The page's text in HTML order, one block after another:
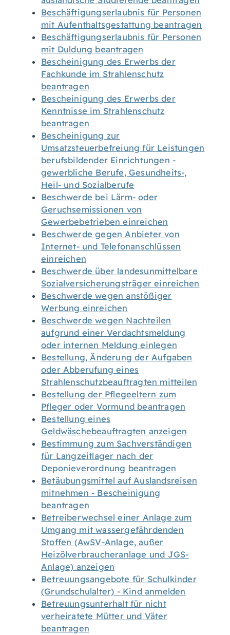
Beschäftigungserlaubnis für Personen
mit Aufenthaltsgestattung beantragen
Beschäftigungserlaubnis für Personen
mit Duldung beantragen
Bescheinigung des Erwerbs der
Fachkunde im Strahlenschutz
beantragen
Bescheinigung des Erwerbs der
Kenntnisse im Strahlenschutz
beantragen
Bescheinigung zur
Umsatzsteuerbefreiung für Leistungen
berufsbildender Einrichtungen -
gewerbliche Berufe, Gesundheits-,
Heil- und Sozialberufe
Beschwerde bei Lärm- oder
Geruchsemissionen von
Gewerbebetrieben einreichen
Beschwerde gegen Anbieter von
Internet- und Telefonanschlüssen
einreichen
Beschwerde über landesunmittelbare
Sozialversicherungsträger einreichen
Beschwerde wegen anstößiger
Werbung einreichen
Beschwerde wegen Nachteilen
aufgrund einer Verdachtsmeldung
oder internen Meldung einlegen
Bestellung, Änderung der Aufgaben
oder Abberufung eines
Strahlenschutzbeauftragten mitteilen
Bestellung der Pflegeeltern zum
Pfleger oder Vormund beantragen
Bestellung eines
Geldwäschebeauftragten anzeigen
Bestimmung zum Sachverständigen
für Langzeitlager nach der
Deponieverordnung beantragen
Betäubungsmittel auf Auslandsreisen
mitnehmen - Bescheinigung
beantragen
Betreiberwechsel einer Anlage zum
Umgang mit wassergefährdenden
Stoffen (AwSV-Anlage, außer
Heizölverbraucheranlage und JGS-
Anlage) anzeigen
Betreuungsangebote für Schulkinder
(Grundschulalter) - Kind anmelden
Betreuungsunterhalt für nicht
verheiratete Mütter und Väter
beantragen